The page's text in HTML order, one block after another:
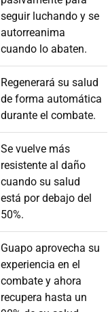
seguir luchando y se
autorreanima
cuando lo abaten.
Regenerará su salud
de forma automática
durante el combate.
Se vuelve más
resistente al daño
cuando su salud
está por debajo del
50%.
Guapo aprovecha su
experiencia en el
combate y ahora
recupera hasta un